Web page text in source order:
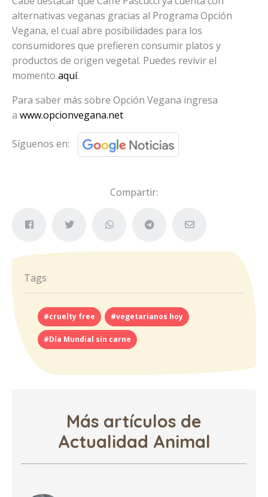
alternativas veganas gracias al Programa Opción
Vegana, el cual abre posibilidades para los
consumidores que prefieren consumir platos y
productos de origen vegetal. Puedes revivir el
momento aquí.
Para saber más sobre Opción Vegana ingresa
a www.opcionvegana.net
Síguenos en:
Compartir:
Tags
#cruelty free #vegetarianos hoy
#Día Mundial sin carne
Más artículos de
Actualidad Animal